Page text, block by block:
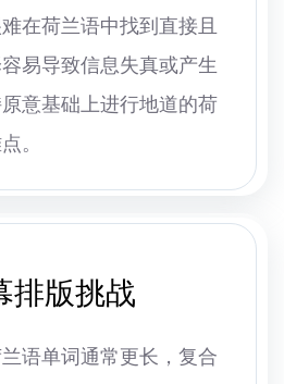
在荷兰语中找到直接且
易导致信息失真或产生
意基础上进行地道的荷
。
排版挑战
语单词通常更长，复合